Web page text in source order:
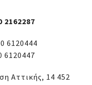
2162287
6120444
6120447
Αττικής, 14 452